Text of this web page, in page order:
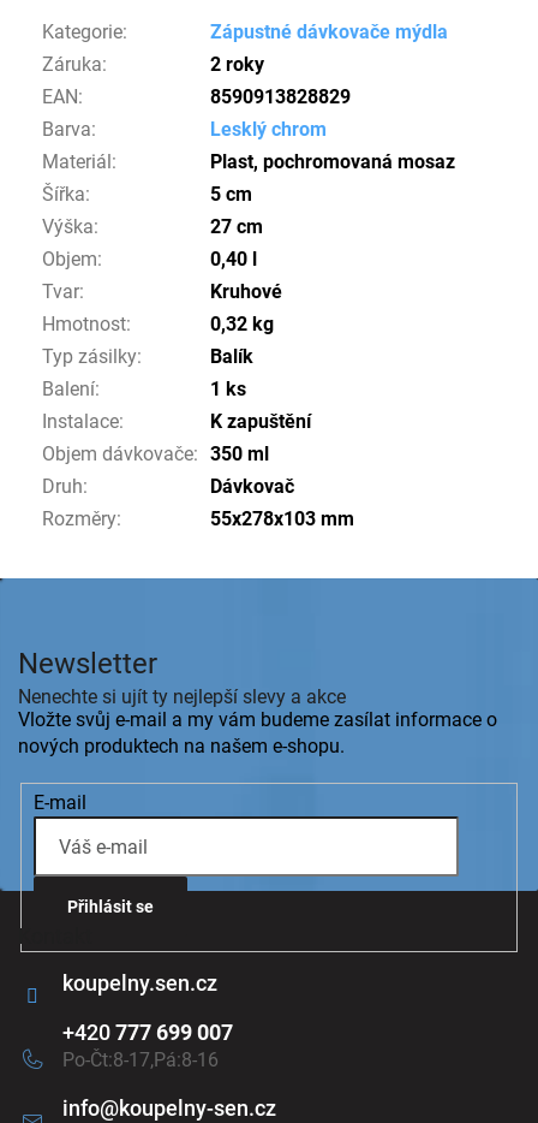
Kategorie:
Zápustné dávkovače mýdla
Záruka:
2 roky
EAN:
8590913828829
Barva:
Lesklý chrom
Materiál:
Plast, pochromovaná mosaz
Šířka:
5 cm
Výška:
27 cm
Objem:
0,40 l
Tvar:
Kruhové
Hmotnost:
0,32 kg
Typ zásilky:
Balík
Balení:
1 ks
Instalace:
K zapuštění
Objem dávkovače: 350 ml
Druh:
Dávkovač
Rozměry: 55x278x103 mm
Z
Kontakt
info@koupelny-sen.cz
+420777 699 007
Po-Čt:8-17,Pá:8-16
koupelny.sen.cz
Newsletter
Nenechte si ujít ty nejlepší slevy a akce
Vložte svůj e-mail a my vám budeme zasílat informace o
nových produktech na našem e-shopu.
E-mail
Přihlásit se